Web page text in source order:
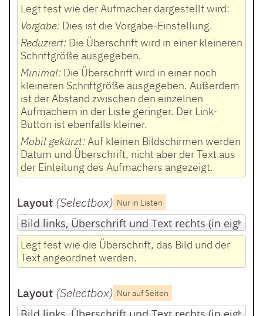
Legt fest wie der Aufmacher dargestellt wird:
Vorgabe: Dies ist die Vorgabe-Einstellung.
Reduziert: Die Überschrift wird in einer kleineren
Schriftgröße ausgegeben.
Minimal: Die Überschrift wird in einer noch
kleineren Schriftgröße ausgegeben. Außerdem
ist der Abstand zwischen den einzelnen
Aufmachern in der Liste geringer. Der Link-
Button ist ebenfalls kleiner.
Mobil gekürzt: Auf kleinen Bildschirmen werden
Datum und Überschrift, nicht aber der Text aus
der Einleitung des Aufmachers angezeigt.
Layout (Selectbox) Nur in Listen
Legt fest wie die Überschrift, das Bild und der
Text angeordnet werden.
Layout (Selectbox) Nur auf Seiten